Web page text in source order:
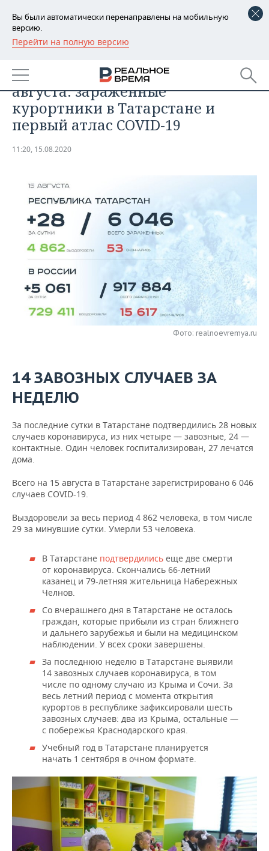
Вы были автоматически перенаправлены на мобильную
версию.
Перейти на полную версию
РЕГИОНЫ
БАШКОРТОСТАН
ТАТАРСТАН
УДМУРТИЯ
НОВОСТИ
АНАЛИТИКА
НОВОСТИ АНАЛИТИКИ
ДЕКЛАРАЦИИ О ДОХОДАХ
КОРОЛИ ГОСЗАКАЗА ПФО
КОМУ ПРИНАДЛЕЖАТ
ТОРГОВЫЕ ЦЕНТРЫ
ТАТАРСТАНА
ЭКОНОМИКА
НОВОСТИ ЭКОНОМИКИ
ФИНАНСЫ
БЮДЖЕТ
ПРОМЫШЛЕННОСТЬ
НОВОСТИ
ПРОМЫШЛЕННОСТИ
АГРОПРОМ
МАШИНОСТРОЕНИЕ
НЕФТЕХИМИЯ
НЕФТЬ
НЕДВИЖИМОСТЬ
НОВОСТИ АВТО
БИЗНЕС
РОЗНИЧНАЯ ТОРГОВЛЯ
ТРАНСПОРТ
НОВОСТИ ТЕХНОЛОГИЙ
ТЕЛЕКОММУНИКАЦИИ
МЕРОПРИЯТИЯ
НОВОСТИ МЕРОПРИЯТИЙ
БИЗНЕС-БРАНЧИ
ONLINE-КОНФЕРЕНЦИИ
ОТКРЫТАЯ ЛЕКЦИЯ
СПОРТ
ФУТБОЛ
ХОККЕЙ
БАСКЕТБОЛ
ВОЛЕЙБОЛ
КИБЕРСПОРТ
ФИГУРНОЕ КАТАНИЕ
ХОККЕЙ С МЯЧОМ
НОВОСТИ ОБЩЕСТВА
ВЛАСТЬ
ИНФРАСТРУКТУРА
ИСТОРИЯ
КУЛЬТУРА
МЕДИЦИНА
ПРОИСШЕСТВИЯ
ФОТОГАЛЕРЕЯ
СЮЖЕТЫ
СПРАВОЧНИК
СПИСОК ПЕРСОН
СПИСОК КОМПАНИЙ
ПОЛНАЯ ВЕРСИЯ
Главное о коронавирусе на 15
августа: зараженные
курортники в Татарстане и
первый атлас COVID-19
11:20, 15.08.2020
Фото: realnoevremya.ru
14 ЗАВОЗНЫХ СЛУЧАЕВ ЗА
НЕДЕЛЮ
За последние сутки в Татарстане подтвердились 28 новых
случаев коронавируса, из них четыре — завозные, 24 —
контактные. Один человек госпитализирован, 27 лечатся
дома.
Всего на 15 августа в Татарстане зарегистрировано 6 046
случаев COVID-19.
Выздоровели за весь период 4 862 человека, в том числе
29 за минувшие сутки. Умерли 53 человека.
В Татарстане подтвердились еще две смерти
от коронавируса. Скончались 66-летний
казанец и 79-летняя жительница Набережных
Челнов.
Со вчерашнего дня в Татарстане не осталось
граждан, которые прибыли из стран ближнего
и дальнего зарубежья и были на медицинском
наблюдении. У всех сроки завершены.
За последнюю неделю в Татарстане выявили
14 завозных случаев коронавируса, в том
числе по одному случаю из Крыма и Сочи. За
весь летний период с момента открытия
курортов в республике зафиксировали шесть
завозных случаев: два из Крыма, остальные —
с побережья Краснодарского края.
Учебный год в Татарстане планируется
начать 1 сентября в очном формате.